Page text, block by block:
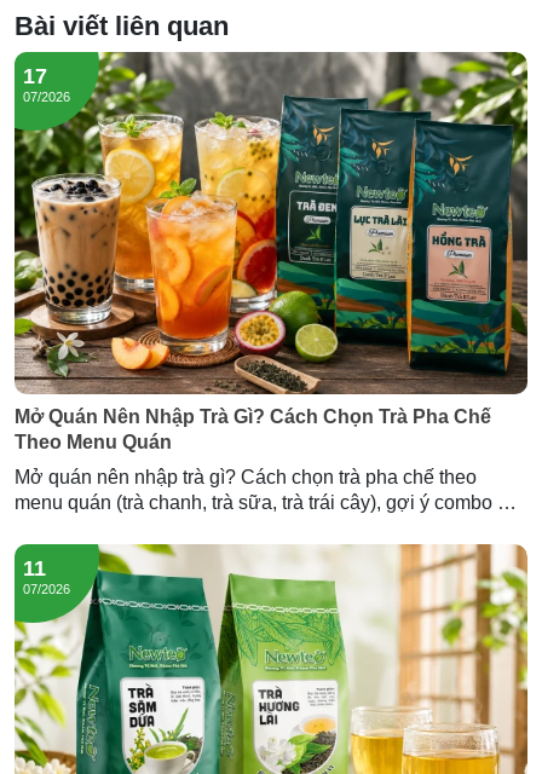
Bài viết liên quan
17
07/2026
Mở Quán Nên Nhập Trà Gì? Cách Chọn Trà Pha Chế
Theo Menu Quán
Mở quán nên nhập trà gì? Cách chọn trà pha chế theo
menu quán (trà chanh, trà sữa, trà trái cây), gợi ý combo mở
11
07/2026